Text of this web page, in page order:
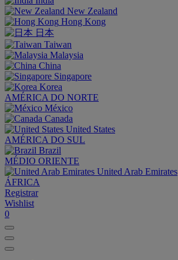
New Zealand
Hong Kong
日本
Taiwan
Malaysia
China
Singapore
Korea
AMÉRICA DO NORTE
México
Canada
United States
AMÉRICA DO SUL
Brazil
MÉDIO ORIENTE
United Arab Emirates
ÁFRICA
Registrar
Wishlist
0